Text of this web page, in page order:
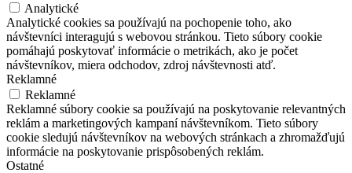
Analytické
Analytické cookies sa používajú na pochopenie toho, ako
návštevníci interagujú s webovou stránkou. Tieto súbory cookie
pomáhajú poskytovať informácie o metrikách, ako je počet
návštevníkov, miera odchodov, zdroj návštevnosti atď.
Reklamné
Reklamné
Reklamné súbory cookie sa používajú na poskytovanie relevantných
reklám a marketingových kampaní návštevníkom. Tieto súbory
cookie sledujú návštevníkov na webových stránkach a zhromažďujú
informácie na poskytovanie prispôsobených reklám.
Ostatné